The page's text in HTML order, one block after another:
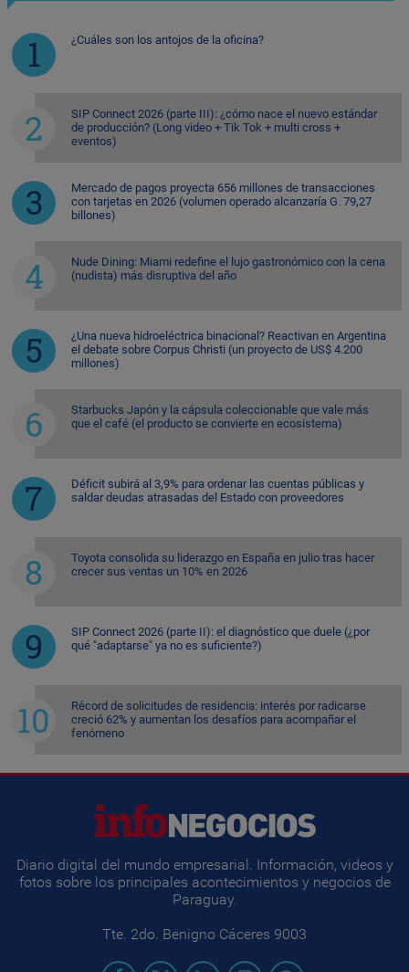
¿Cuáles son los antojos de la oficina?
SIP Connect 2026 (parte III): ¿cómo nace el nuevo estándar
de producción? (Long video + Tik Tok + multi cross +
eventos)
Mercado de pagos proyecta 656 millones de transacciones
con tarjetas en 2026 (volumen operado alcanzaría G. 79,27
billones)
Nude Dining: Miami redefine el lujo gastronómico con la cena
(nudista) más disruptiva del año
¿Una nueva hidroeléctrica binacional? Reactivan en Argentina
el debate sobre Corpus Christi (un proyecto de US$ 4.200
millones)
Starbucks Japón y la cápsula coleccionable que vale más
que el café (el producto se convierte en ecosistema)
Déficit subirá al 3,9% para ordenar las cuentas públicas y
saldar deudas atrasadas del Estado con proveedores
Toyota consolida su liderazgo en España en julio tras hacer
crecer sus ventas un 10% en 2026
SIP Connect 2026 (parte II): el diagnóstico que duele (¿por
qué "adaptarse" ya no es suficiente?)
Récord de solicitudes de residencia: interés por radicarse
creció 62% y aumentan los desafíos para acompañar el
fenómeno
Diario digital del mundo empresarial. Información, videos y
fotos sobre los principales acontecimientos y negocios de
Paraguay.
Tte. 2do. Benigno Cáceres 9003